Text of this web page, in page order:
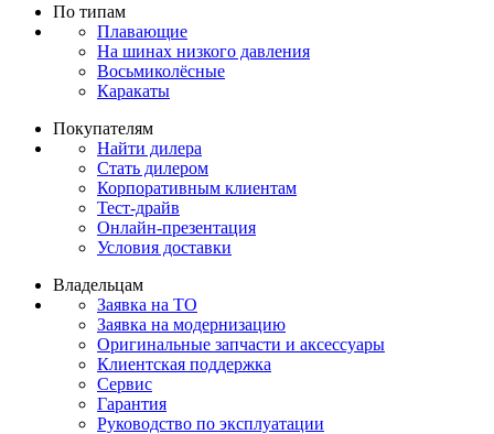
По типам
Плавающие
На шинах низкого давления
Восьмиколёсные
Каракаты
Покупателям
Найти дилера
Стать дилером
Корпоративным клиентам
Тест-драйв
Онлайн-презентация
Условия доставки
Владельцам
Заявка на ТО
Заявка на модернизацию
Оригинальные запчасти и аксессуары
Клиентская поддержка
Сервис
Гарантия
Руководство по эксплуатации